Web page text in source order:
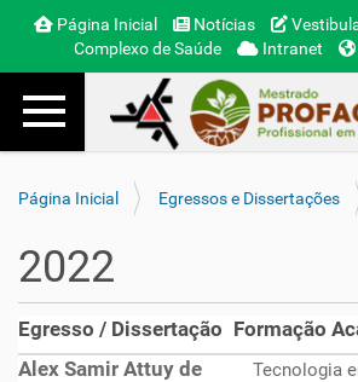
Página Inicial Notícias
Complexo de Saúde
Intranet
Toggle navigation
Página Inicial Egressos e Dissertações
2022
Egresso / Dissertação Formação
Alex Samir Attuy de
Tecnologia